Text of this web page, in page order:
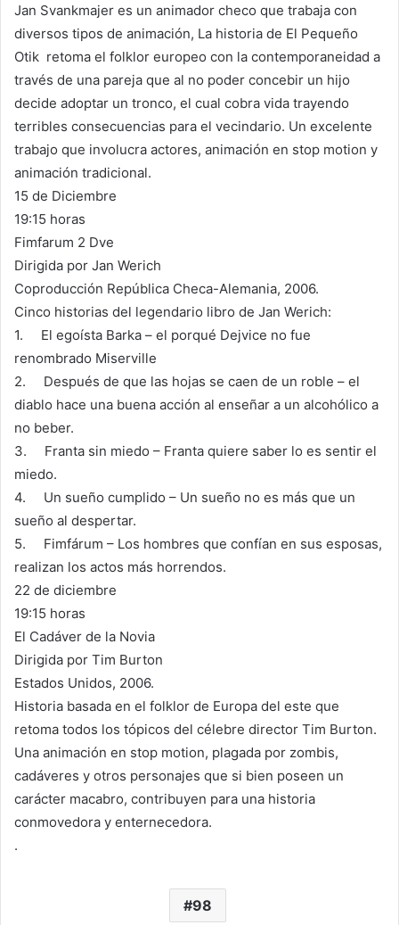
Jan Svankmajer es un animador checo que trabaja con
diversos tipos de animación, La historia de El Pequeño
Otik retoma el folklor europeo con la contemporaneidad a
través de una pareja que al no poder concebir un hijo
decide adoptar un tronco, el cual cobra vida trayendo
terribles consecuencias para el vecindario. Un excelente
trabajo que involucra actores, animación en stop motion y
animación tradicional.
15 de Diciembre
19:15 horas
Fimfarum 2 Dve
Dirigida por Jan Werich
Coproducción República Checa-Alemania, 2006.
Cinco historias del legendario libro de Jan Werich:
1. El egoísta Barka – el porqué Dejvice no fue
renombrado Miserville
2. Después de que las hojas se caen de un roble – el
diablo hace una buena acción al enseñar a un alcohólico a
no beber.
3. Franta sin miedo – Franta quiere saber lo es sentir el
miedo.
4. Un sueño cumplido – Un sueño no es más que un
sueño al despertar.
5. Fimfárum – Los hombres que confían en sus esposas,
realizan los actos más horrendos.
22 de diciembre
19:15 horas
El Cadáver de la Novia
Dirigida por Tim Burton
Estados Unidos, 2006.
Historia basada en el folklor de Europa del este que
retoma todos los tópicos del célebre director Tim Burton.
Una animación en stop motion, plagada por zombis,
cadáveres y otros personajes que si bien poseen un
carácter macabro, contribuyen para una historia
conmovedora y enternecedora.
.
98